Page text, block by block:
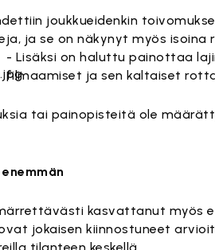
joukkueidenkin
ja se on näkynyt myös isoina
- Lisäksi on haluttu painottaa
filmaamiset ja sen kaltaiset
tai painopisteitä ole
kasvattanut myös
jokaisen kiinnostuneet